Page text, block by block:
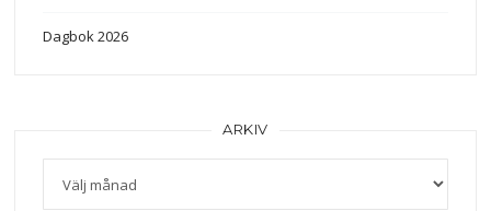
Dagbok 2026
ARKIV
Arkiv